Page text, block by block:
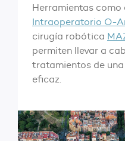
Herramientas como
Intraoperatorio O-
cirugía robótica
permiten llevar a
tratamientos de
eficaz.